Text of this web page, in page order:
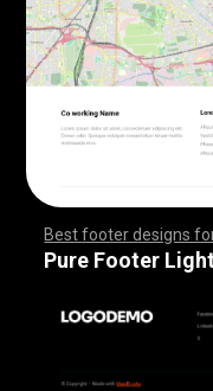
Best footer designs
,,,,,,,,,,,,,,,,,,,,,,,
,,,,,,,,,,,,,,,,,,,,,,,
,,,,,,,,
Pure Footer